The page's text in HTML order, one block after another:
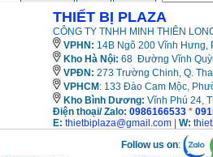
THIẾT BỊ PLAZA
CÔNG TY TNHH MINH THIÊN
VPHN: 14B Ngõ 200 Vĩnh Hưng,
Kho Hà Nội: 68 Đường Vĩnh
VPĐN: 273 Trường Chinh, Q.
VPHCM : 133 Đào Cam Mộc,
Kho Bình Dương: Vĩnh Phú 24,
Điện thoại/ Zalo: 0986166533 *
E: thietbiplaza@gmail.com W:
Follow us on: